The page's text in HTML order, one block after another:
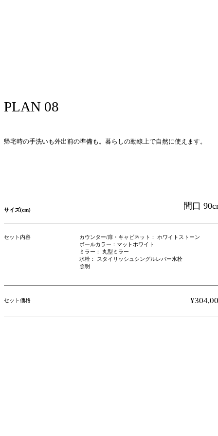
PLAN 08
帰宅時の手洗いも外出前の準備も。暮らしの動線上で自然に使えます。
サイズ(cm) 間口
セット内容
カウンター/扉・キャビネット： ホワイトストーン
ボールカラー：マットホワイト
ミラー： 丸型ミラー
水栓： スタイリッシュシングルレバー水栓
照明
セット価格